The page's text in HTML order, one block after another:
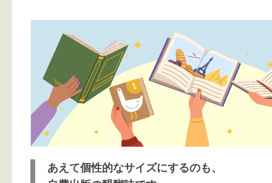
あえて個性的なサイズにするのも、